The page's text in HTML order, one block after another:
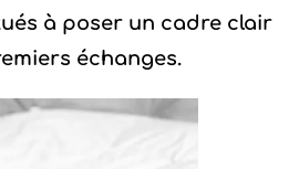
à poser un cadre clair
échanges.